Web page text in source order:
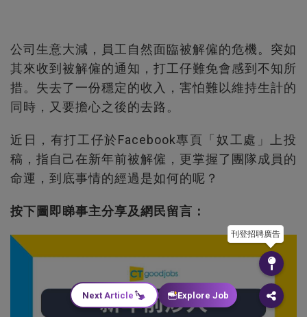
公司生意大減，員工自然面臨被解僱的危機。突如
其來收到被解僱的通知，打工仔難免會感到不知所
措。失去了一份穩定的收入，害怕難以維持生計的
同時，又要擔心之後的去路。
近日，有打工仔於Facebook專頁「奴工處」上投
稿，指自己在新年前被解僱，更掌握了團隊成員的
命運，到底事情的經過是如何的呢？
按下圖即睇事主分享及網民留言：
刊登招聘廣告
Next Article Explore Job